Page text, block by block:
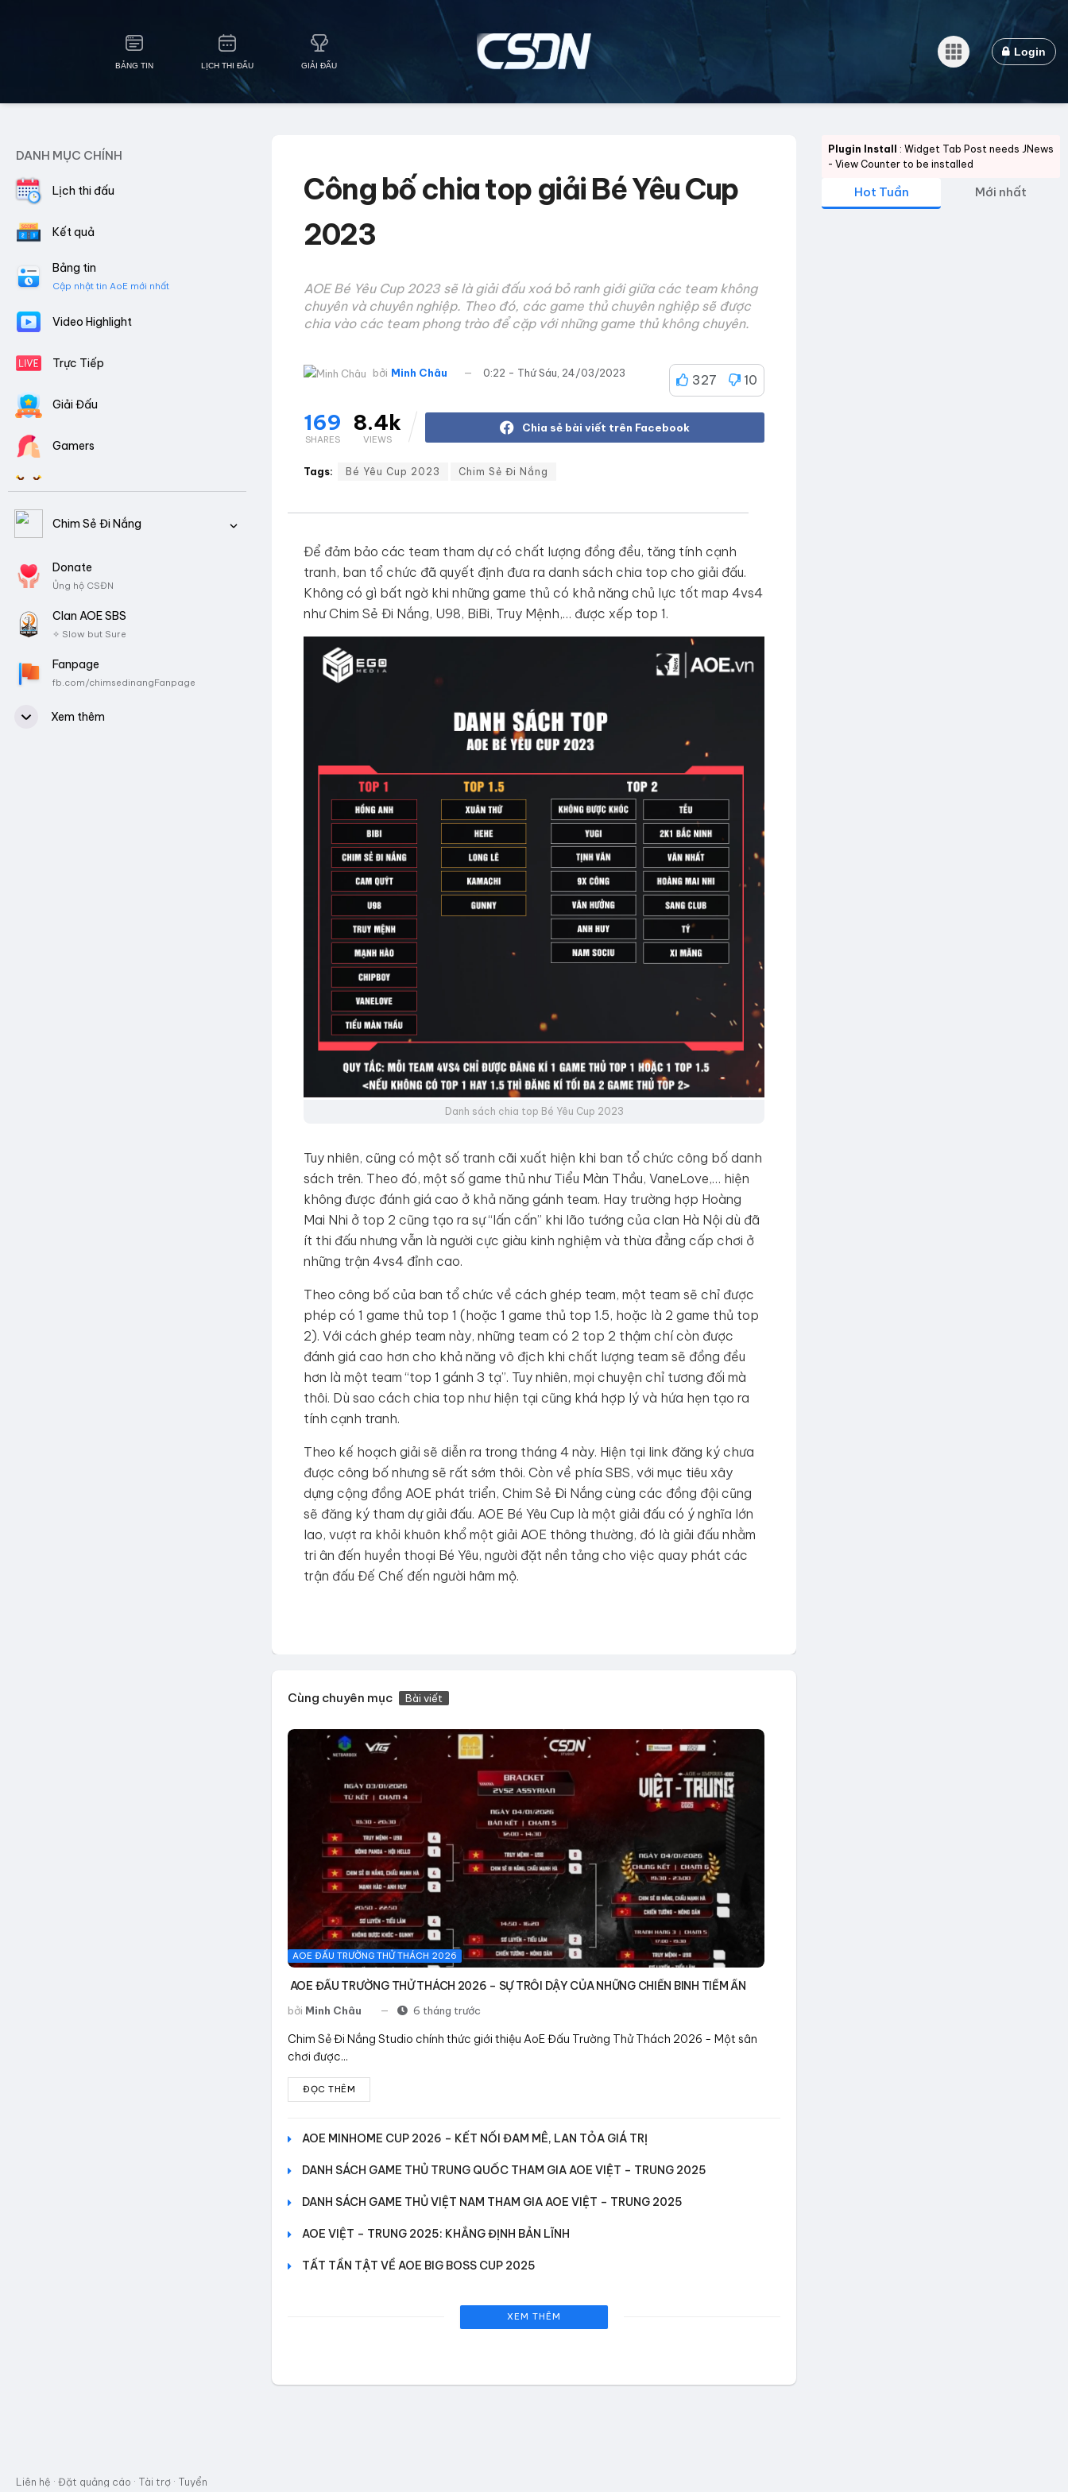
BẢNG TIN LỊCH THI ĐẤU GIẢI ĐẤU
Login
DANH MỤC CHÍNH
Lịch thi đấu
Kết quả
Bảng tin
Cập nhật tin AoE mới nhất
Video Highlight
Trực Tiếp
Giải Đấu
Gamers
Video Tổng Hợp
Download Game
Chim Sẻ Đi Nắng
Tiểu sử, Thành tích
Donate
Ủng hộ CSĐN
Clan AOE SBS
✧ Slow but Sure
Fanpage
fb.com/chimsedinangFanpage
Nhóm
Liên hệ · Đặt quảng cáo · Tài trợ · Tuyển
Công bố chia top giải Bé Yêu Cup
2023
AOE Bé Yêu Cup 2023 sẽ là giải đấu xoá bỏ ranh giới giữa các team không
chuyên và chuyên nghiệp. Theo đó, các game thủ chuyên nghiệp sẽ được
chia vào các team phong trào để cặp với những game thủ không chuyên.
bởi Minh Châu 0:22 - Thứ Sáu, 24/03/2023 327 10
169
SHARES
8.4k
VIEWS
Chia sẻ bài viết trên Facebook
Tags: Bé Yêu Cup 2023 Chim Sẻ Đi Nắng
Để đảm bảo các team tham dự có chất lượng đồng đều, tăng tính cạnh
tranh, ban tổ chức đã quyết định đưa ra danh sách chia top cho giải đấu.
Không có gì bất ngờ khi những game thủ có khả năng chủ lực tốt map 4vs4
như Chim Sẻ Đi Nắng, U98, BiBi, Truy Mệnh,… được xếp top 1.
Danh sách chia top Bé Yêu Cup 2023
Tuy nhiên, cũng có một số tranh cãi xuất hiện khi ban tổ chức công bố danh
sách trên. Theo đó, một số game thủ như Tiểu Màn Thầu, VaneLove,… hiện
không được đánh giá cao ở khả năng gánh team. Hay trường hợp Hoàng
Mai Nhi ở top 2 cũng tạo ra sự “lấn cấn” khi lão tướng của clan Hà Nội dù đã
ít thi đấu nhưng vẫn là người cực giàu kinh nghiệm và thừa đẳng cấp chơi ở
những trận 4vs4 đỉnh cao.
Theo công bố của ban tổ chức về cách ghép team, một team sẽ chỉ được
phép có 1 game thủ top 1 (hoặc 1 game thủ top 1.5, hoặc là 2 game thủ top
2). Với cách ghép team này, những team có 2 top 2 thậm chí còn được
đánh giá cao hơn cho khả năng vô địch khi chất lượng team sẽ đồng đều
hơn là một team “top 1 gánh 3 tạ”. Tuy nhiên, mọi chuyện chỉ tương đối mà
thôi. Dù sao cách chia top như hiện tại cũng khá hợp lý và hứa hẹn tạo ra
tính cạnh tranh.
Theo kế hoạch giải sẽ diễn ra trong tháng 4 này. Hiện tại link đăng ký chưa
được công bố nhưng sẽ rất sớm thôi. Còn về phía SBS, với mục tiêu xây
dựng cộng đồng AOE phát triển, Chim Sẻ Đi Nắng cùng các đồng đội cũng
sẽ đăng ký tham dự giải đấu. AOE Bé Yêu Cup là một giải đấu có ý nghĩa lớn
lao, vượt ra khỏi khuôn khổ một giải AOE thông thường, đó là giải đấu nhằm
tri ân đến huyền thoại Bé Yêu, người đặt nền tảng cho việc quay phát các
trận đấu Đế Chế đến người hâm mộ.
Cùng chuyên mục Bài viết
AOE ĐẤU TRƯỜNG THỬ THÁCH 2026
AOE ĐẤU TRƯỜNG THỬ THÁCH 2026 – SỰ TRỖI DẬY CỦA NHỮNG CHIẾN BINH TIỀM ẨN
bởi Minh Châu 6 tháng trước
Chim Sẻ Đi Nắng Studio chính thức giới thiệu AoE Đấu Trường Thử Thách 2026 - Một sân
chơi được...
ĐỌC THÊM
AOE MINHOME CUP 2026 – KẾT NỐI ĐAM MÊ, LAN TỎA GIÁ TRỊ
DANH SÁCH GAME THỦ TRUNG QUỐC THAM GIA AOE VIỆT – TRUNG 2025
DANH SÁCH GAME THỦ VIỆT NAM THAM GIA AOE VIỆT – TRUNG 2025
AOE VIỆT – TRUNG 2025: KHẲNG ĐỊNH BẢN LĨNH
TẤT TẦN TẬT VỀ AOE BIG BOSS CUP 2025
XEM THÊM
Plugin Install
: Widget Tab Post needs JNews
- View Counter to be installed
Hot Tuần Mới nhất